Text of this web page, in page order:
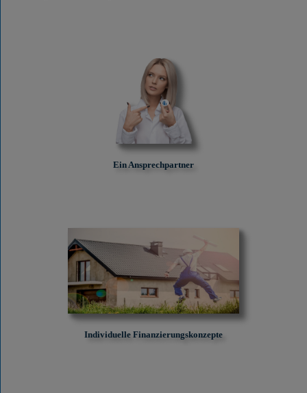
Ein Ansprechpartner
Individuelle Finanzierungskonzepte